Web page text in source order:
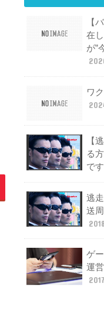
【
在
が”
ワ
【
る
です
逃
送
ゲ
運